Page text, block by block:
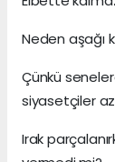
Neden aşağı
Çünkü
siyasetçiler
Irak